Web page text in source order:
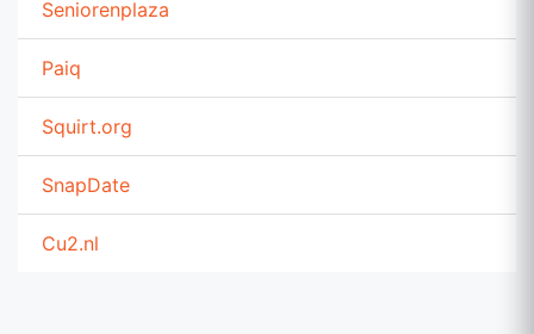
Seniorenplaza
Paiq
Squirt.org
SnapDate
Cu2.nl